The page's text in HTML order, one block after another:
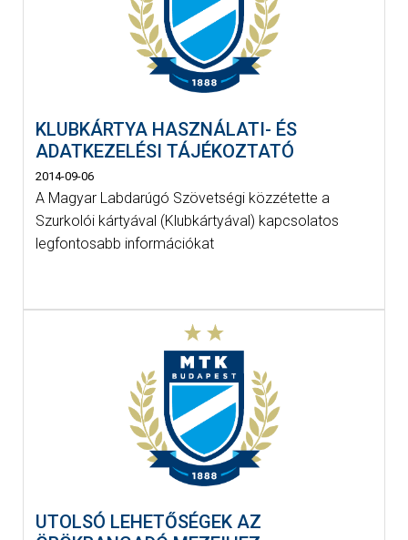
KLUBKÁRTYA HASZNÁLATI- ÉS
ADATKEZELÉSI TÁJÉKOZTATÓ
2014-09-06
A Magyar Labdarúgó Szövetségi közzétette a
Szurkolói kártyával (Klubkártyával) kapcsolatos
legfontosabb információkat
UTOLSÓ LEHETŐSÉGEK AZ